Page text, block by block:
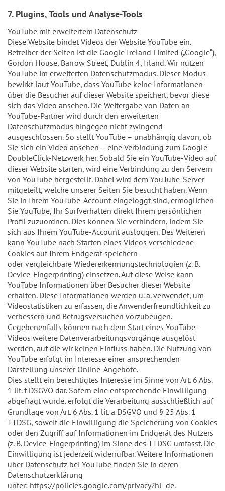
7. Plugins, Tools und Analyse-Tools
YouTube mit erweitertem Datenschutz
Diese Website bindet Videos der Website YouTube ein.
Betreiber der Seiten ist die Google Ireland Limited („Google“),
Gordon House, Barrow Street, Dublin 4, Irland. Wir nutzen
YouTube im erweiterten Datenschutzmodus. Dieser Modus
bewirkt laut YouTube, dass YouTube keine Informationen
über die Besucher auf dieser Website speichert, bevor diese
sich das Video ansehen. Die Weitergabe von Daten an
YouTube-Partner wird durch den erweiterten
Datenschutzmodus hingegen nicht zwingend
ausgeschlossen. So stellt YouTube – unabhängig davon, ob
Sie sich ein Video ansehen – eine Verbindung zum Google
DoubleClick-Netzwerk her. Sobald Sie ein YouTube-Video auf
dieser Website starten, wird eine Verbindung zu den Servern
von YouTube hergestellt. Dabei wird dem YouTube-Server
mitgeteilt, welche unserer Seiten Sie besucht haben. Wenn
Sie in Ihrem YouTube-Account eingeloggt sind, ermöglichen
Sie YouTube, Ihr Surfverhalten direkt Ihrem persönlichen
Profil zuzuordnen. Dies können Sie verhindern, indem Sie
sich aus Ihrem YouTube-Account ausloggen. Des Weiteren
kann YouTube nach Starten eines Videos verschiedene
Cookies auf Ihrem Endgerät speichern
oder vergleichbare Wiedererkennungstechnologien (z. B.
Device-Fingerprinting) einsetzen. Auf diese Weise kann
YouTube Informationen über Besucher dieser Website
erhalten. Diese Informationen werden u. a. verwendet, um
Videostatistiken zu erfassen, die Anwenderfreundlichkeit zu
verbessern und Betrugsversuchen vorzubeugen.
Gegebenenfalls können nach dem Start eines YouTube-
Videos weitere Datenverarbeitungsvorgänge ausgelöst
werden, auf die wir keinen Einfluss haben. Die Nutzung von
YouTube erfolgt im Interesse einer ansprechenden
Darstellung unserer Online-Angebote.
Dies stellt ein berechtigtes Interesse im Sinne von Art. 6 Abs.
1 lit. f DSGVO dar. Sofern eine entsprechende Einwilligung
abgefragt wurde, erfolgt die Verarbeitung ausschließlich auf
Grundlage von Art. 6 Abs. 1 lit. a DSGVO und § 25 Abs. 1
TTDSG, soweit die Einwilligung die Speicherung von Cookies
oder den Zugriff auf Informationen im Endgerät des Nutzers
(z. B. Device-Fingerprinting) im Sinne des TTDSG umfasst. Die
Einwilligung ist jederzeit widerrufbar. Weitere Informationen
über Datenschutz bei YouTube finden Sie in deren
Datenschutzerklärung
unter: https://policies.google.com/privacy?hl=de.